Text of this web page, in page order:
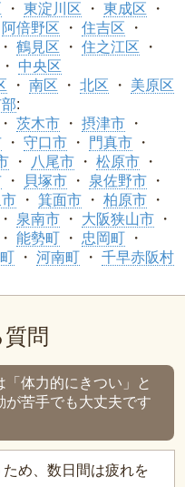
東淀川区
東成区
阿倍野区
住吉区
鶴見区
住之江区
中央区
南区 北区
美原区
:
茨木市
摂津市
守口市
門真市
八尾市
松原市
貝塚市
泉佐野市
箕面市
柏原市
泉南市
大阪狭山市
能勢町
忠岡町
河南町 千早赤阪村
問
「体力的にきつい」と
が苦手でも大丈夫です
め、数日間は疲れを